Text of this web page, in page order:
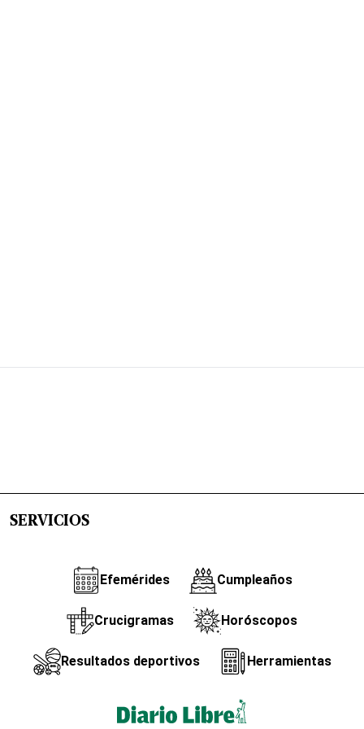
SERVICIOS
Efemérides Cumpleaños
Crucigramas Horóscopos
Resultados deportivos Herramientas